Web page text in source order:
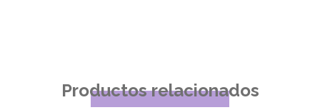
Productos relacionados